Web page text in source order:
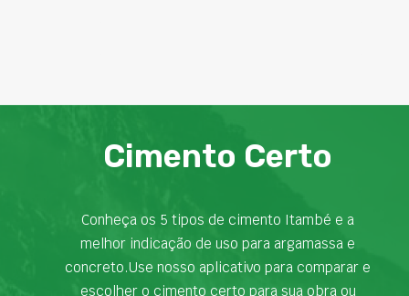
Cimento Certo
Conheça os 5 tipos de cimento Itambé e a
melhor indicação de uso para argamassa e
concreto.Use nosso aplicativo para comparar e
escolher o cimento certo para sua obra ou